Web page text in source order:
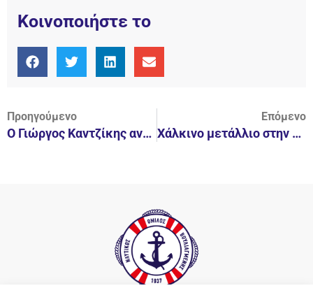
Κοινοποιήστε το
Προηγούμενο
Ο Γιώργος Καντζίκης ανοίγει το δρόμο για αθλητές ΑΜΕΑ στο καθιστό wakeboard στην Ελλάδα
Επόμενο
Χάλκινο μετάλλιο στην Εθνική ομάδα υδατοσφαίρισης κορασίδων με 3 αθλήτριες του Ν.Ο.Β.